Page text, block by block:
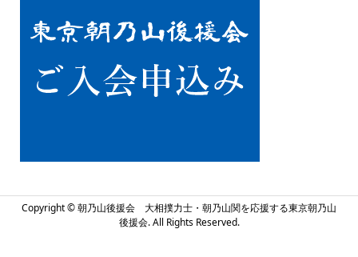
Copyright ©朝乃山後援会 大相撲力士・朝乃山関を応援する東京朝乃山
後援会. All Rights Reserved.